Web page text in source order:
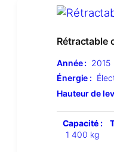
Rétractable
Année : 2015
Énergie :
Hauteur de
Capacité :
1 400 kg